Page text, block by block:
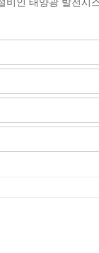
비인 태양광 발전시